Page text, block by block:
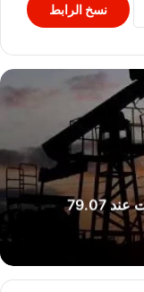
نسخ الرابط
أسعار النفط تتراجع عالميًا.. خام برنت عند 79.07